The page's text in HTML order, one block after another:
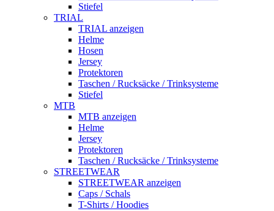
Stiefel
TRIAL
TRIAL anzeigen
Helme
Hosen
Jersey
Protektoren
Taschen / Rucksäcke / Trinksysteme
Stiefel
MTB
MTB anzeigen
Helme
Jersey
Protektoren
Taschen / Rucksäcke / Trinksysteme
STREETWEAR
STREETWEAR anzeigen
Caps / Schals
T-Shirts / Hoodies